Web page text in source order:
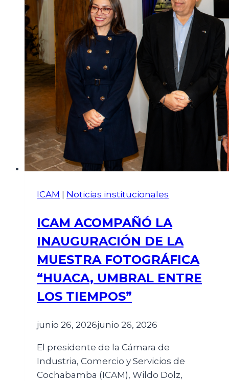
ICAM Noticias institucionales
ICAM ACOMPAÑÓ LA
INAUGURACIÓN DE LA
MUESTRA FOTOGRÁFICA
“HUACA, UMBRAL ENTRE
LOS TIEMPOS”
junio 26, 2026junio 26, 2026
El presidente de la Cámara de
Industria, Comercio y Servicios de
Cochabamba (ICAM), Wildo Dolz,